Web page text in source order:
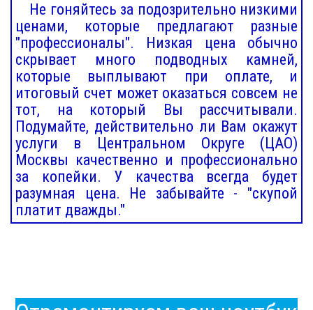
Не гоняйтесь за подозрительно низкими
ценами, которые предлагают разные
"профессионалы". Низкая цена обычно
скрывает много подводных камней,
которые выплывают при оплате, и
итоговый счет может оказаться совсем не
тот, на который Вы рассчитывали.
Подумайте, действительно ли Вам окажут
услуги в Центральном Округе (ЦАО)
Москвы качественно и профессионально
за копейки. У качества всегда будет
разумная цена. Не забывайте - "скупой
платит дважды."